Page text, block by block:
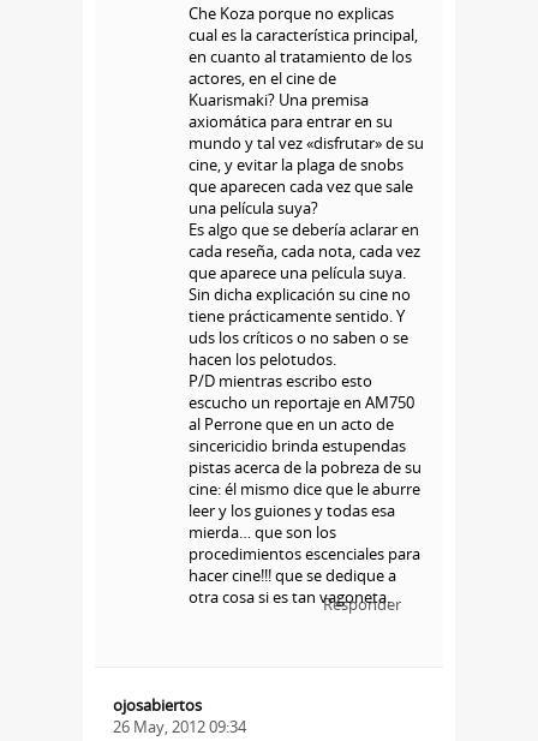
Che Koza porque no explicas
cual es la característica principal,
en cuanto al tratamiento de los
actores, en el cine de
Kuarismaki? Una premisa
axiomática para entrar en su
mundo y tal vez «disfrutar» de su
cine, y evitar la plaga de snobs
que aparecen cada vez que sale
una película suya?
Es algo que se debería aclarar en
cada reseña, cada nota, cada vez
que aparece una película suya.
Sin dicha explicación su cine no
tiene prácticamente sentido. Y
uds los críticos o no saben o se
hacen los pelotudos.
P/D mientras escribo esto
escucho un reportaje en AM750
al Perrone que en un acto de
sincericidio brinda estupendas
pistas acerca de la pobreza de su
cine: él mismo dice que le aburre
leer y los guiones y todas esa
mierda… que son los
procedimientos escenciales para
hacer cine!!! que se dedique a
otra cosa si es tan vagoneta.
Responder
ojosabiertos
26 May, 2012 09:34